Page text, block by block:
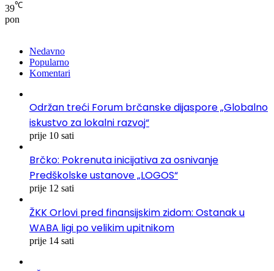
39℃
pon
Nedavno
Popularno
Komentari
Održan treći Forum brčanske dijaspore „Globalno
iskustvo za lokalni razvoj“
prije 10 sati
Brčko: Pokrenuta inicijativa za osnivanje
Predškolske ustanove „LOGOS“
prije 12 sati
ŽKK Orlovi pred finansijskim zidom: Ostanak u
WABA ligi po velikim upitnikom
prije 14 sati